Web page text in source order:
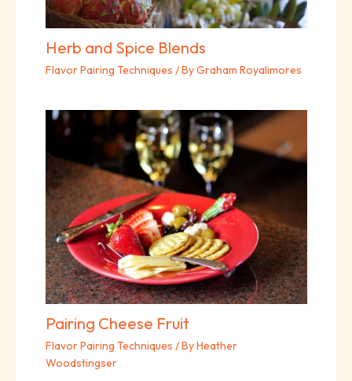
Herb and Spice Blends
Flavor Pairing Techniques / ByGraham Royalimores
Pairing Cheese Fruit
Flavor Pairing Techniques / ByHeather
Woodstingser